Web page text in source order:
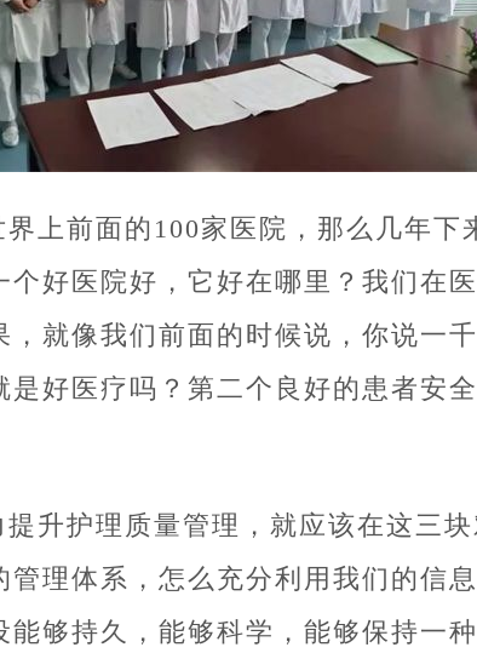
上前面的100家医院，那么几年下
好医院好，它好在哪里？我们在
就像我们前面的时候说，你说一
好医疗吗？第二个良好的患者安
升护理质量管理，就应该在这三
理体系，怎么充分利用我们的信
够持久，能够科学，能够保持一种